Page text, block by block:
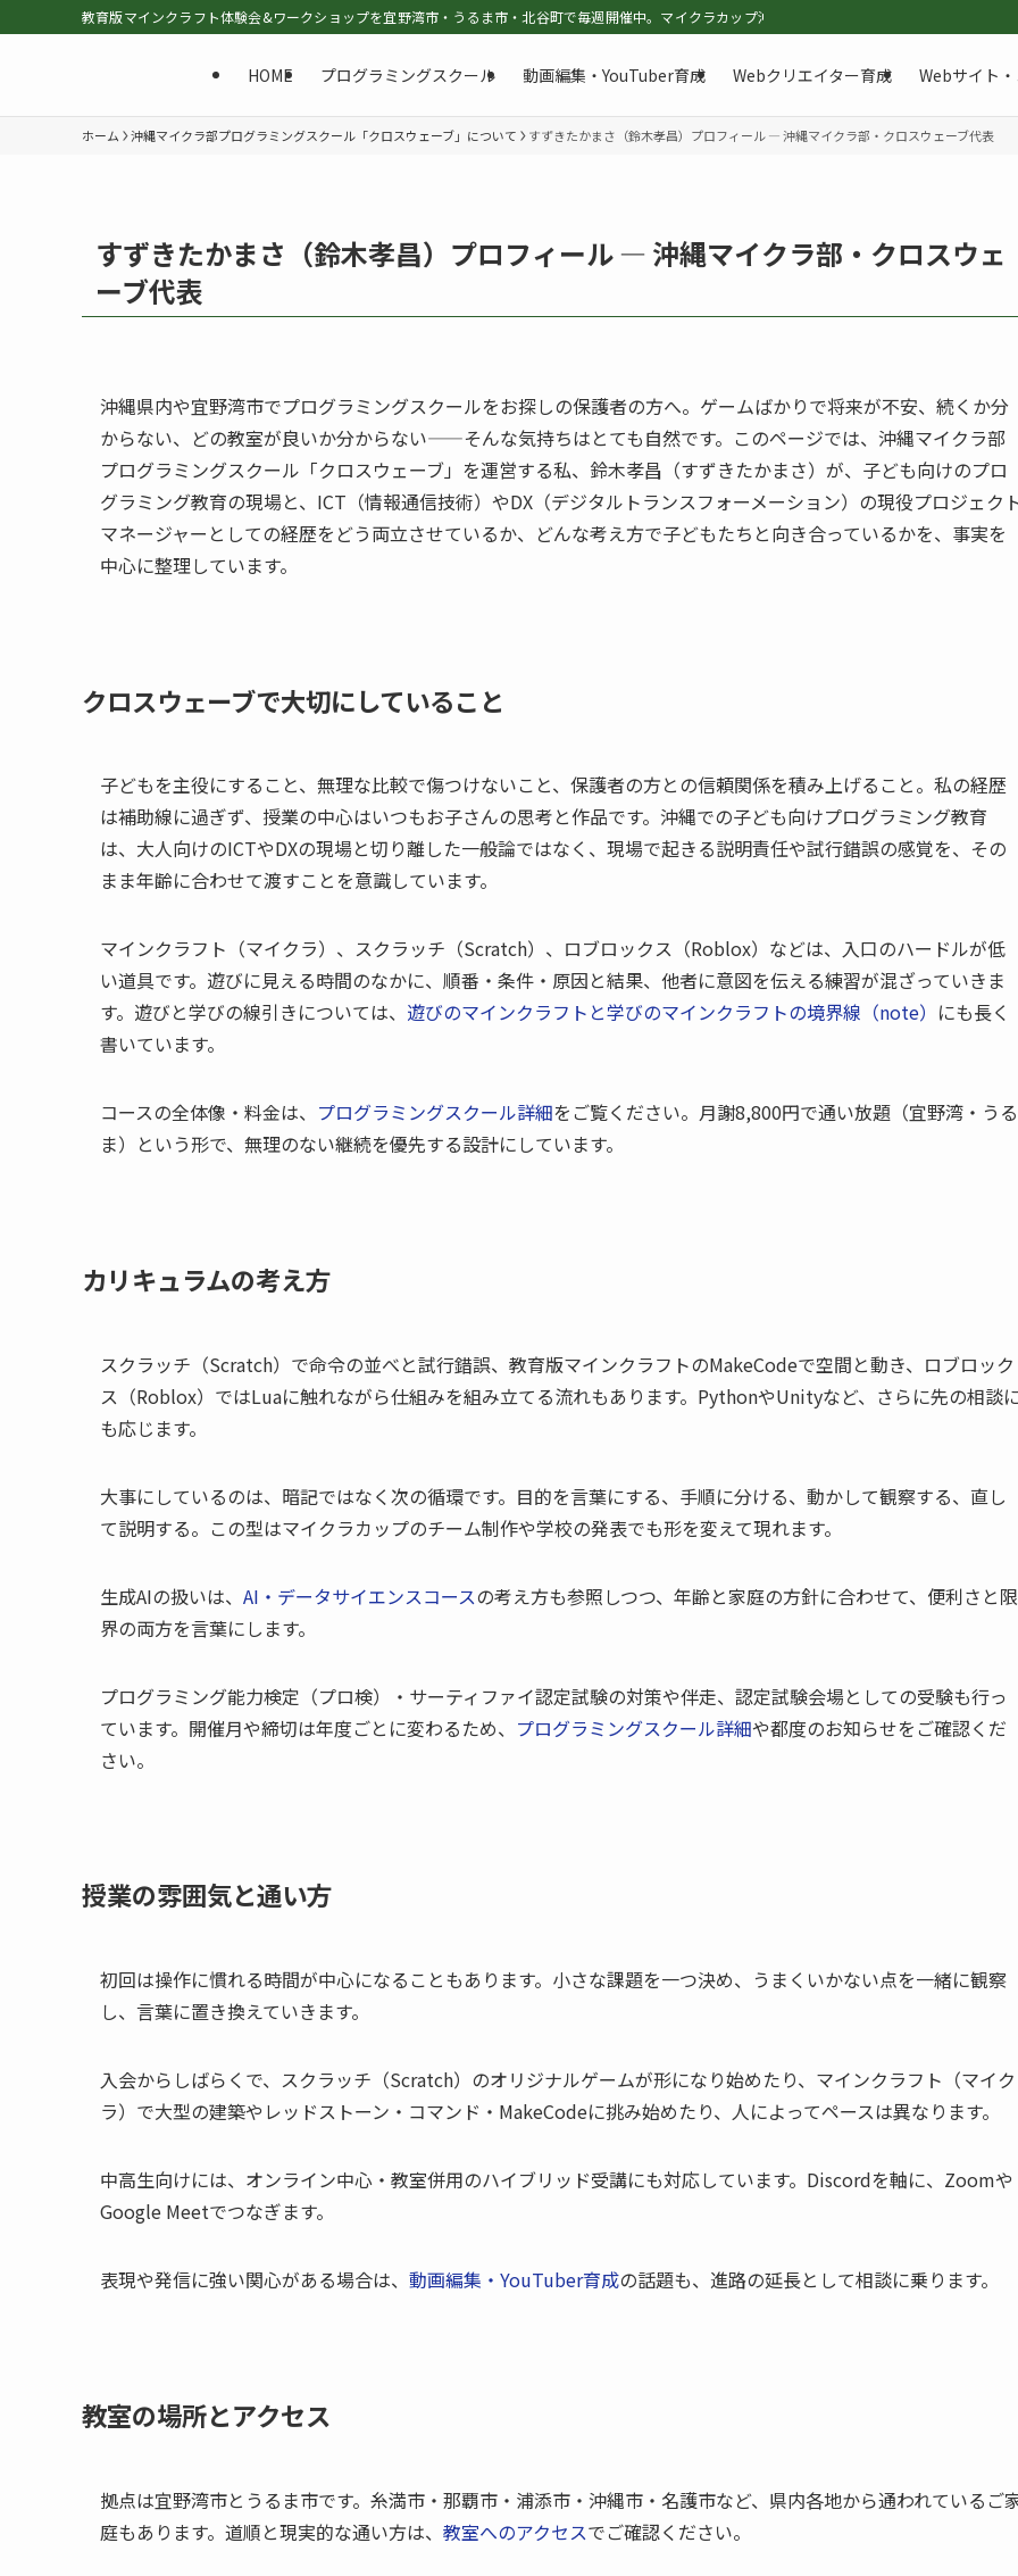
教育版マインクラフト体験会&ワークショップを宜野湾市・うるま市・北谷町で毎週開催中。マイクラカップ沖縄代表・全国大会TBS賞受賞の沖縄
HOME プログラミングスクール 動画編集・YouTuber育成 Webクリエイター育成 Webサイト
ホーム 沖縄マイクラ部プログラミングスクール「クロスウェーブ」について すずきたかまさ（鈴木孝昌）プロフィール ― 沖縄マイクラ部・クロスウェーブ代表
すずきたかまさ（鈴木孝昌）プロフィール ― 沖縄マイクラ部・クロスウェ
ーブ代表
沖縄県内や宜野湾市でプログラミングスクールをお探しの保護者の方へ。ゲームばかりで将来が不安、続くか分
からない、どの教室が良いか分からない——そんな気持ちはとても自然です。このページでは、沖縄マイクラ部
プログラミングスクール「クロスウェーブ」を運営する私、鈴木孝昌（すずきたかまさ）が、子ども向けのプロ
グラミング教育の現場と、ICT（情報通信技術）やDX（デジタルトランスフォーメーション）の現役プロジェク
マネージャーとしての経歴をどう両立させているか、どんな考え方で子どもたちと向き合っているかを、事実を
中心に整理しています。
クロスウェーブで大切にしていること
子どもを主役にすること、無理な比較で傷つけないこと、保護者の方との信頼関係を積み上げること。私の経歴
は補助線に過ぎず、授業の中心はいつもお子さんの思考と作品です。沖縄での子ども向けプログラミング教育
は、大人向けのICTやDXの現場と切り離した一般論ではなく、現場で起きる説明責任や試行錯誤の感覚を、その
まま年齢に合わせて渡すことを意識しています。
マインクラフト（マイクラ）、スクラッチ（Scratch）、ロブロックス（Roblox）などは、入口のハードルが低
い道具です。遊びに見える時間のなかに、順番・条件・原因と結果、他者に意図を伝える練習が混ざっていきま
す。遊びと学びの線引きについては、 遊びのマインクラフトと学びのマインクラフトの境界線（note） にも長く
書いています。
コースの全体像・料金は、 プログラミングスクール詳細をご覧ください。月謝8,800円で通い放題（宜野湾・うる
ま）という形で、無理のない継続を優先する設計にしています。
カリキュラムの考え方
スクラッチ（Scratch）で命令の並べと試行錯誤、教育版マインクラフトのMakeCodeで空間と動き、ロブロック
ス（Roblox）ではLuaに触れながら仕組みを組み立てる流れもあります。PythonやUnityなど、さらに先の相談
も応じます。
大事にしているのは、暗記ではなく次の循環です。目的を言葉にする、手順に分ける、動かして観察する、直し
て説明する。この型はマイクラカップのチーム制作や学校の発表でも形を変えて現れます。
生成AIの扱いは、 AI・データサイエンスコースの考え方も参照しつつ、年齢と家庭の方針に合わせて、便利さと限
界の両方を言葉にします。
プログラミング能力検定（プロ検）・サーティファイ認定試験の対策や伴走、認定試験会場としての受験も行っ
ています。開催月や締切は年度ごとに変わるため、 プログラミングスクール詳細や都度のお知らせをご確認くだ
さい。
授業の雰囲気と通い方
初回は操作に慣れる時間が中心になることもあります。小さな課題を一つ決め、うまくいかない点を一緒に観察
し、言葉に置き換えていきます。
入会からしばらくで、スクラッチ（Scratch）のオリジナルゲームが形になり始めたり、マインクラフト（マイク
ラ）で大型の建築やレッドストーン・コマンド・MakeCodeに挑み始めたり、人によってペースは異なります。
中高生向けには、オンライン中心・教室併用のハイブリッド受講にも対応しています。Discordを軸に、Zoomや
Google Meetでつなぎます。
表現や発信に強い関心がある場合は、 動画編集・YouTuber育成の話題も、進路の延長として相談に乗ります。
教室の場所とアクセス
拠点は宜野湾市とうるま市です。糸満市・那覇市・浦添市・沖縄市・名護市など、県内各地から通われているご
庭もあります。道順と現実的な通い方は、 教室へのアクセスでご確認ください。